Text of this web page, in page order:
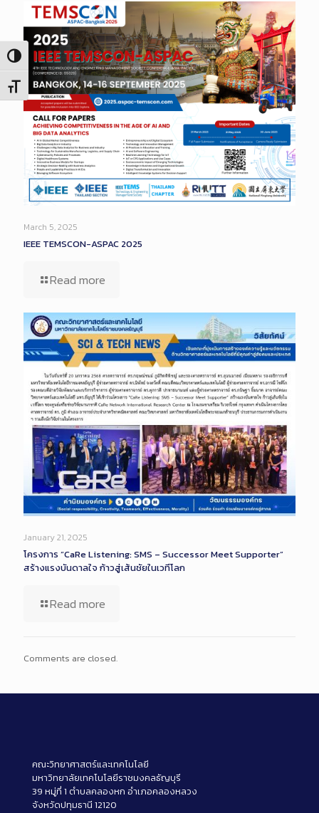
Toggle High Contrast
Toggle Font size
March 5, 2025
IEEE TEMSCON-ASPAC 2025
Read more
January 21, 2025
โครงการ “CaRe Listening: SMS – Successor Meet Supporter”
สร้างแรงบันดาลใจ ก้าวสู่เส้นชัยในเวทีโลก
Read more
Comments are closed.
คณะวิทยาศาสตร์และเทคโนโลยี
มหาวิทยาลัยเทคโนโลยีราชมงคลธัญบุรี
39 หมู่ที่ 1 ตำบลคลองหก อำเภอคลองหลวง
จังหวัดปทุมธานี 12120